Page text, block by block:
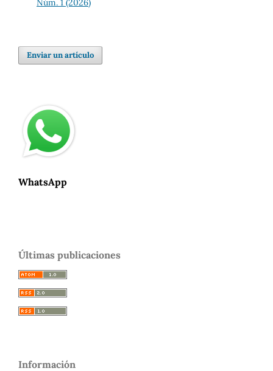
Núm. 1 (2026)
Enviar un artículo
WhatsApp
Últimas publicaciones
Información